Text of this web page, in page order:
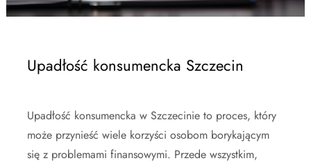
Upadłość konsumencka Szczecin
Upadłość konsumencka w Szczecinie to proces, który
może przynieść wiele korzyści osobom borykającym
się z problemami finansowymi. Przede wszystkim,